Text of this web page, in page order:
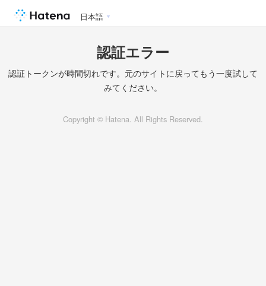
日本語
認証エラー
認証トークンが時間切れです。元のサイトに戻ってもう一度試して
みてください。
Copyright © Hatena. All Rights Reserved.